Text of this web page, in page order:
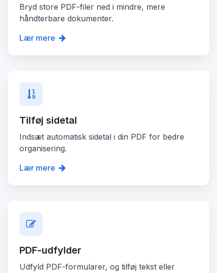
Bryd store PDF-filer ned i mindre, mere
håndterbare dokumenter.
Lær mere
Tilføj sidetal
Indsæt automatisk sidetal i din PDF for bedre
organisering.
Lær mere
PDF-udfylder
Udfyld PDF-formularer, og tilføj tekst eller